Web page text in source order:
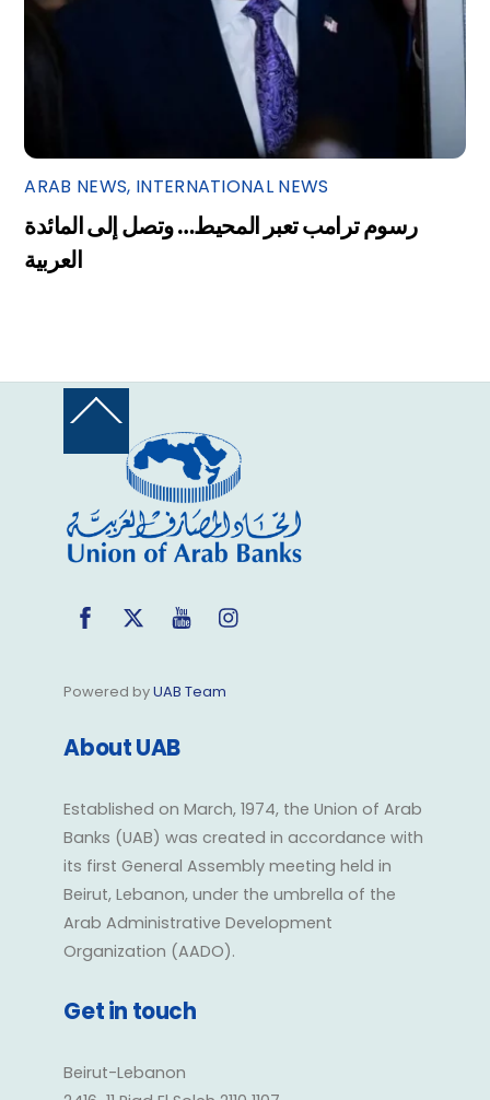
ARAB NEWS, INTERNATIONAL NEWS
رسوم ترامب تعبر المحيط… وتصل إلى المائدة
العربية
Back
Top
Facebook
Twitter YouTube
Powered byUAB Team
About UAB
Established on March, 1974, the Union of Arab
Banks (UAB) was created in accordance with
its first General Assembly meeting held in
Beirut, Lebanon, under the umbrella of the
Arab Administrative Development
Organization (AADO).
Get in touch
Beirut-Lebanon